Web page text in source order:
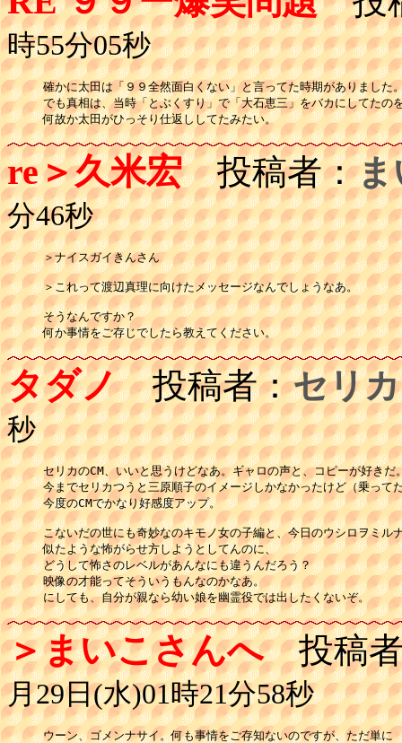
時55分05秒
確かに太田は「９９全然面白くない」と言ってた時期がありました
でも真相は、当時「とぶくすり」で「大石恵三」をバカにしてたの
何故か太田がひっそり仕返ししてたみたい。
re＞久米宏投稿者：ま
分46秒
＞ナイスガイきんさん
＞これって渡辺真理に向けたメッセージなんでしょうなあ。
そうなんですか？
何か事情をご存じでしたら教えてください。
タダノ投稿者：セリカ
秒
セリカのCM、いいと思うけどなあ。ギャロの声と、コピーが好きだ
今までセリカつうと三原順子のイメージしかなかったけど（乗って
今度のCMでかなり好感度アップ。
こないだの世にも奇妙なのキモノ女の子編と、今日のウシロヲミル
似たような怖がらせ方しようとしてんのに、
どうして怖さのレベルがあんなにも違うんだろう？
映像の才能ってそういうもんなのかなあ。
にしても、自分が親なら幼い娘を幽霊役では出したくないぞ。
＞まいこさんへ投稿
月29日(水)01時21分58秒
ウーン、ゴメンナサイ。何も事情をご存知ないのですが、ただ単に